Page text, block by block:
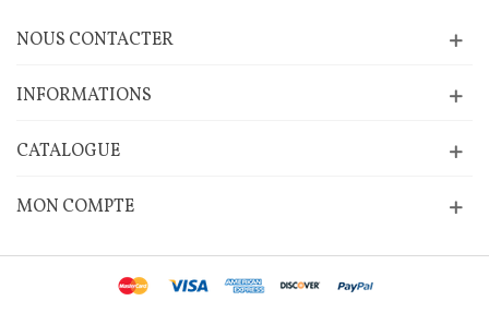
NOUS CONTACTER
INFORMATIONS
CATALOGUE
MON COMPTE